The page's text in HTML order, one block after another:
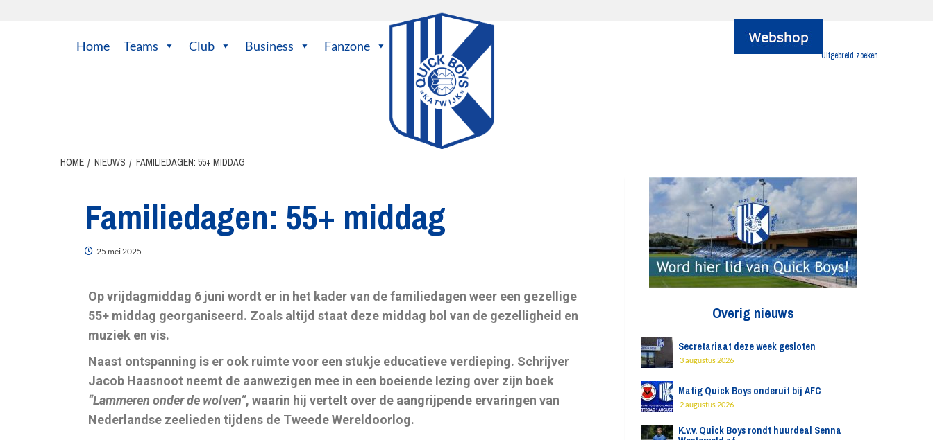
Home Teams Club Business Fanzone
Uitgebreid zoeken
HOME NIEUWS FAMILIEDAGEN: 55+ MIDDAG
Familiedagen: 55+ middag
25 mei 2025
Op vrijdagmiddag 6 juni wordt er in het kader van de familiedagen weer een gezellige
55+ middag georganiseerd. Zoals altijd staat deze middag bol van de gezelligheid en
muziek en vis.
Naast ontspanning is er ook ruimte voor een stukje educatieve verdieping. Schrijver
Jacob Haasnoot neemt de aanwezigen mee in een boeiende lezing over zijn boek
“Lammeren onder de wolven”, waarin hij vertelt over de aangrijpende ervaringen van
Nederlandse zeelieden tijdens de Tweede Wereldoorlog.
Overig nieuws
Secretariaat deze week gesloten
3 augustus 2026
Matig Quick Boys onderuit bij AFC
2 augustus 2026
K.v.v. Quick Boys rondt huurdeal Senna